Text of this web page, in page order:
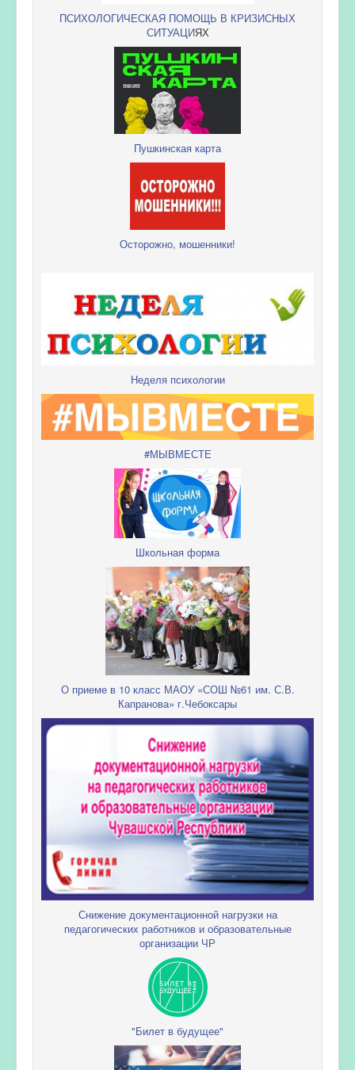
ПСИХОЛОГИЧЕСКАЯ ПОМОЩЬ В КРИЗИСНЫХ
СИТУАЦИЯХ
Пушкинская карта
Осторожно, мошенники!
Неделя психологии
#МЫВМЕСТЕ
Школьная форма
О приеме в 10 класс МАОУ «СОШ №61 им. С.В.
Капранова» г.Чебоксары
Снижение документационной нагрузки на
педагогических работников и образовательные
организации ЧР
"Билет в будущее"